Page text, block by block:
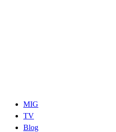
MIG
TV
Blog